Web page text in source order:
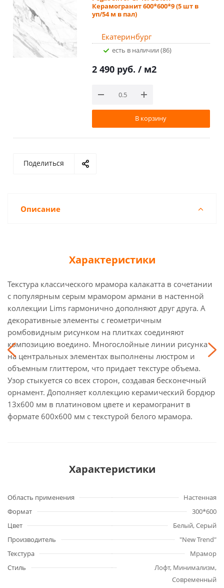
Керамогранит 600*600*9 (5 шт в
уп/54 м в пал)
Екатеринбург
Есть в наличии (86)
2 490 руб. / м2
В корзину
Поделиться
Описание
Характеристики
Текстура классического мрамора калакатта в сочетании
с популярным серым мрамором армани в настенной
коллекции Lims гармонично дополняют друг друга. А
декоративные элементы с геометричным
ромбовидным рисунком на плитках соединяют
композицию воедино. Многослойные линии рисунка
на центральных элементах выполнены люстром и
объемным глиттером, что придает текстуре объема.
Узор стыкуется со всех сторон, создавая бесконечный
орнамент. Дополняет коллекцию керамический бордюр
13х600 мм в платиновом цвете и керамогранит в
формате 600x600 мм с текстурой белого мрамора.
Характеристики
Область применения
Настенная
Формат
300*600
Цвет
Белый, Серый
Производитель
"New Trend"
Текстура
Мрамор
Стиль
Лофт, Минимализм,
Современный